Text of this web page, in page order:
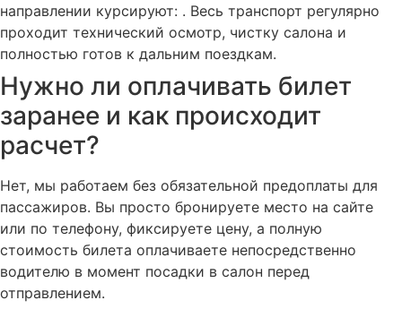
направлении курсируют: . Весь транспорт регулярно
проходит технический осмотр, чистку салона и
полностью готов к дальним поездкам.
Нужно ли оплачивать билет
заранее и как происходит
расчет?
Нет, мы работаем без обязательной предоплаты для
пассажиров. Вы просто бронируете место на сайте
или по телефону, фиксируете цену, а полную
стоимость билета оплачиваете непосредственно
водителю в момент посадки в салон перед
отправлением.